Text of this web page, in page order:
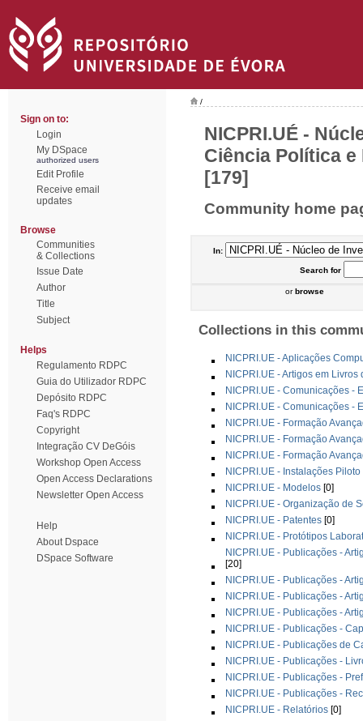
Sign on to:
Login
My DSpace
authorized users
Edit Profile
Receive email
updates
Browse
Communities
& Collections
Issue Date
Author
Title
Subject
Helps
Regulamento RDPC
Guia do Utilizador RDPC
Depósito RDPC
Faq's RDPC
Copyright
Integração CV DeGóis
Workshop Open Access
Open Access Declarations
Newsletter Open Access
Help
About Dspace
DSpace Software
/
NICPRI.UÉ -
Ciência Política
[179]
Community home
In:
Searchfor
orbrowse
Collections in this
NICPRI.UE - Aplicações
NICPRI.UE - Artigos em Livros
NICPRI.UE - Comunicações -
NICPRI.UE - Comunicações -
NICPRI.UE - Formação
NICPRI.UE - Formação
NICPRI.UE - Formação
NICPRI.UE - Instalações Piloto
NICPRI.UE - Modelos [0]
NICPRI.UE - Organização de
NICPRI.UE - Patentes [0]
NICPRI.UE - Protótipos
NICPRI.UE - Publicações -
[20]
NICPRI.UE - Publicações -
NICPRI.UE - Publicações -
NICPRI.UE - Publicações -
NICPRI.UE - Publicações -
NICPRI.UE - Publicações de
NICPRI.UE - Publicações -
NICPRI.UE - Publicações -
NICPRI.UE - Publicações -
NICPRI.UE - Relatórios [0]